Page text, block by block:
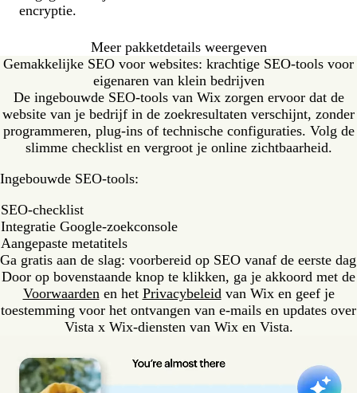
encryptie.
Meer pakketdetails weergeven
Gemakkelijke SEO voor websites: krachtige SEO-tools voor
eigenaren van klein bedrijven
De ingebouwde SEO-tools van Wix zorgen ervoor dat de
website van je bedrijf in de zoekresultaten verschijnt, zonder
programmeren, plug-ins of technische configuraties. Volg de
slimme checklist en vergroot je online zichtbaarheid.
Ingebouwde SEO-tools:
SEO-checklist
Integratie Google-zoekconsole
Aangepaste metatitels
Ga gratis aan de slag: voorbereid op SEO vanaf de eerste dag
Door op bovenstaande knop te klikken, ga je akkoord met de
Voorwaardenen het Privacybeleidvan Wix en geef je
toestemming voor het ontvangen van e-mails en updates over
Vista x Wix-diensten van Wix en Vista.